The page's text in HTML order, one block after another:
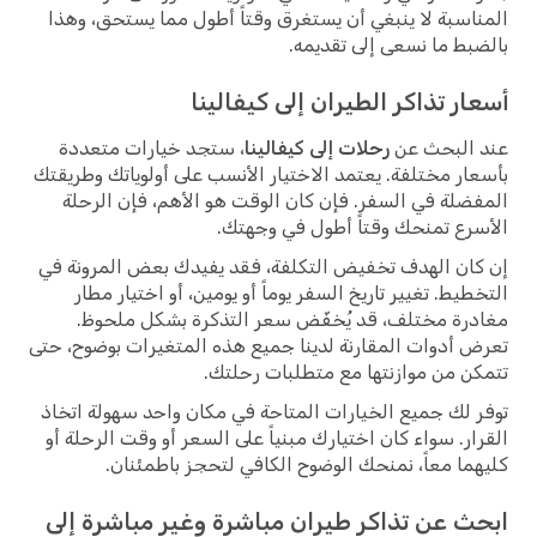
المناسبة لا ينبغي أن يستغرق وقتاً أطول مما يستحق، وهذا
بالضبط ما نسعى إلى تقديمه.
أسعار تذاكر الطيران إلى كيفالينا
عند البحث عن رحلات إلى كيفالينا، ستجد خيارات متعددة
بأسعار مختلفة. يعتمد الاختيار الأنسب على أولوياتك وطريقتك
المفضلة في السفر. فإن كان الوقت هو الأهم، فإن الرحلة
الأسرع تمنحك وقتاً أطول في وجهتك.
إن كان الهدف تخفيض التكلفة، فقد يفيدك بعض المرونة في
التخطيط. تغيير تاريخ السفر يوماً أو يومين، أو اختيار مطار
مغادرة مختلف، قد يُخفّض سعر التذكرة بشكل ملحوظ.
تعرض أدوات المقارنة لدينا جميع هذه المتغيرات بوضوح، حتى
تتمكن من موازنتها مع متطلبات رحلتك.
توفر لك جميع الخيارات المتاحة في مكان واحد سهولة اتخاذ
القرار. سواء كان اختيارك مبنياً على السعر أو وقت الرحلة أو
كليهما معاً، نمنحك الوضوح الكافي لتحجز باطمئنان.
ابحث عن تذاكر طيران مباشرة وغير مباشرة إلى